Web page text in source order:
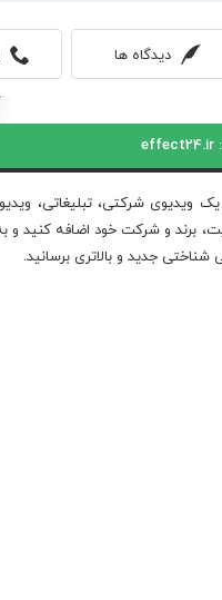
دیدگاه ها
effect24.ir
ویدیوی شرکتی، تبلیغاتی،
برند و شرکت خود اضافه کنید و
شناختی جدید و بالاتری برسانید.